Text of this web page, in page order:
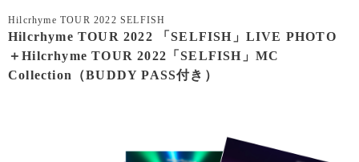
Hilcrhyme TOUR 2022 SELFISH
Hilcrhyme TOUR 2022 「SELFISH」LIVE PHOTO
＋Hilcrhyme TOUR 2022「SELFISH」MC
Collection（BUDDY PASS付き）